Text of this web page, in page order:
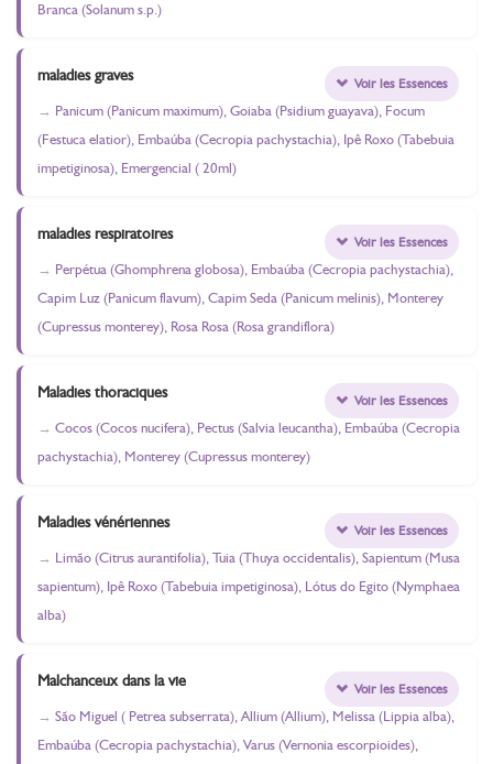
Branca (Solanum s.p.)
maladies graves
Panicum (Panicum maximum), Goiaba (Psidium guayava), Focum
(Festuca elatior), Embaúba (Cecropia pachystachia), Ipê Roxo (Tabebuia
impetiginosa), Emergencial ( 20ml)
Voir les Essences
maladies respiratoires
Perpétua (Ghomphrena globosa), Embaúba (Cecropia pachystachia),
Capim Luz (Panicum flavum), Capim Seda (Panicum melinis), Monterey
(Cupressus monterey), Rosa Rosa (Rosa grandiflora)
Voir les Essences
Maladies thoraciques
Cocos (Cocos nucifera), Pectus (Salvia leucantha), Embaúba (Cecropia
pachystachia), Monterey (Cupressus monterey)
Voir les Essences
Maladies vénériennes
Limão (Citrus aurantifolia), Tuia (Thuya occidentalis), Sapientum (Musa
sapientum), Ipê Roxo (Tabebuia impetiginosa), Lótus do Egito (Nymphaea
alba)
Voir les Essences
Malchanceux dans la vie
São Miguel ( Petrea subserrata), Allium (Allium), Melissa (Lippia alba),
Embaúba (Cecropia pachystachia), Varus (Vernonia escorpioides),
Voir les Essences